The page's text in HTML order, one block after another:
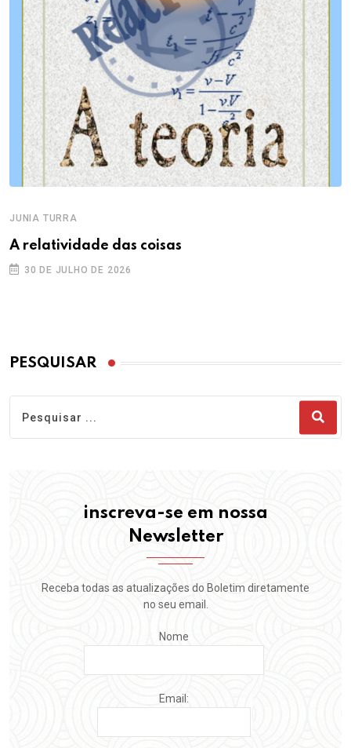
JUNIA TURRA
A relatividade das coisas
30 DE JULHO DE 2026
PESQUISAR
inscreva-se em nossa
Newsletter
Receba todas as atualizações do Boletim diretamente
no seu email.
Nome
Email: